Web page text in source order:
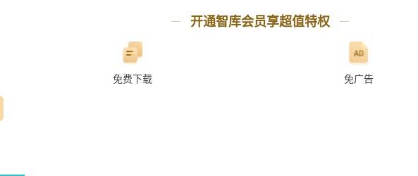
开通智库会员享超值特权
免费下载 免广告